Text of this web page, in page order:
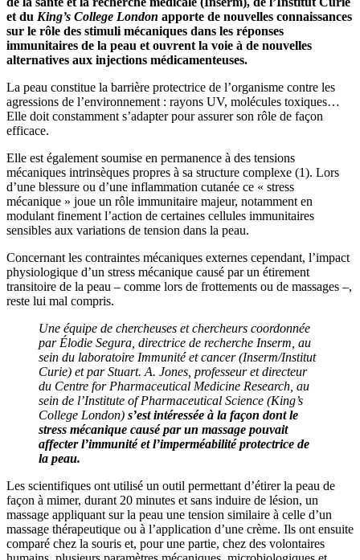
et du King’s College London apporte de nouvelles connaissances
sur le rôle des stimuli mécaniques dans les réponses
immunitaires de la peau et ouvrent la voie à de nouvelles
alternatives aux injections médicamenteuses.
La peau constitue la barrière protectrice de l’organisme contre les
agressions de l’environnement : rayons UV, molécules toxiques…
Elle doit constamment s’adapter pour assurer son rôle de façon
efficace.
Elle est également soumise en permanence à des tensions
mécaniques intrinsèques propres à sa structure complexe (1). Lors
d’une blessure ou d’une inflammation cutanée ce « stress
mécanique » joue un rôle immunitaire majeur, notamment en
modulant finement l’action de certaines cellules immunitaires
sensibles aux variations de tension dans la peau.
Concernant les contraintes mécaniques externes cependant, l’impact
physiologique d’un stress mécanique causé par un étirement
transitoire de la peau – comme lors de frottements ou de massages –,
reste lui mal compris.
Une équipe de chercheuses et chercheurs coordonnée
par Élodie Segura, directrice de recherche Inserm, au
sein du laboratoire Immunité et cancer (Inserm/Institut
Curie) et par Stuart. A. Jones, professeur et directeur
du Centre for Pharmaceutical Medicine Research, au
sein de l’Institute of Pharmaceutical Science (King’s
College London) s’est intéressée à la façon dont le
stress mécanique causé par un massage pouvait
affecter l’immunité et l’imperméabilité protectrice de
la peau.
Les scientifiques ont utilisé un outil permettant d’étirer la peau de
façon à mimer, durant 20 minutes et sans induire de lésion, un
massage appliquant sur la peau une tension similaire à celle d’un
massage thérapeutique ou à l’application d’une crème. Ils ont ensuite
comparé chez la souris et, pour une partie, chez des volontaires